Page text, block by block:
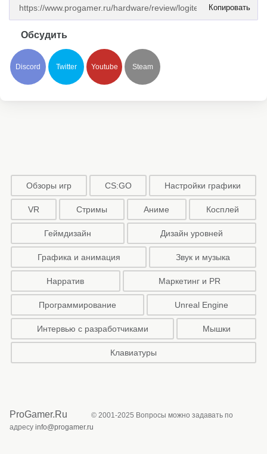
Копировать
Обсудить
Discord Twitter Youtube Steam
Обзоры игр CS:GO Настройки графики
VR Стримы Аниме Косплей
Геймдизайн Дизайн уровней
Графика и анимация Звук и музыка
Нарратив Маркетинг и PR
Программирование Unreal Engine
Интервью с разработчиками Мышки
Клавиатуры
ProGamer.Ru
© 2001-2025 Вопросы можно задавать по
адресу info@progamer.ru